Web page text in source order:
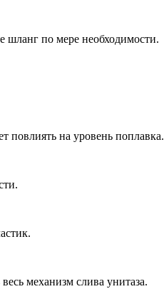
шланг по мере необходимости.
повлиять на уровень поплавка.
механизм слива унитаза.